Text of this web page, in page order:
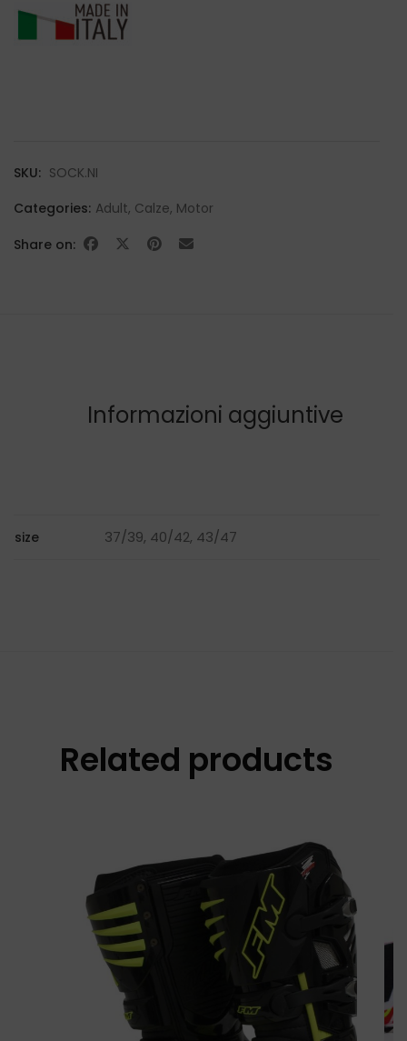
SKU: SOCK.NI
Categories: Adult, Calze, Motor
Share on:
Informazioni aggiuntive
size 37/39, 40/42, 43/47
Related products